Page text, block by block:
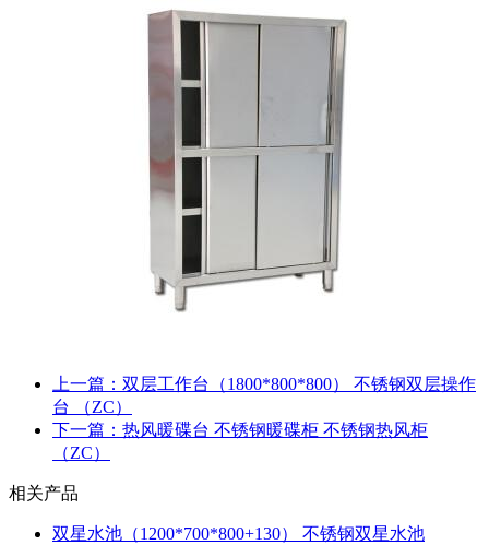
上一篇：双层工作台（1800*800*800） 不锈钢双层操作
台 （ZC）
下一篇：热风暖碟台 不锈钢暖碟柜 不锈钢热风柜
（ZC）
相关产品
双星水池（1200*700*800+130） 不锈钢双星水池